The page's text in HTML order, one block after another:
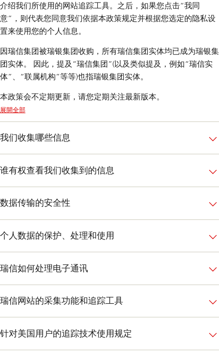
介绍我们所使用的网站追踪工具。之后，如果您点击“我同
意”，则代表您同意我们依据本政策规定并根据您选定的隐私设
置来使用您的个人信息。
因瑞信集团被瑞银集团收购，所有瑞信集团实体均已成为瑞银集
团实体。 因此，提及“瑞信集团”(以及类似提及，例如“瑞信实
体”、“联属机构”等等)也指瑞银集团实体。
本政策会不定期更新，请您定期关注最新版本。
展開全部
我们收集哪些信息
谁有权查看我们收集到的信息
数据传输的安全性
个人数据的保护、处理和使用
瑞信如何处理电子通讯
瑞信网站的采集功能和追踪工具
针对美国用户的追踪技术使用规定